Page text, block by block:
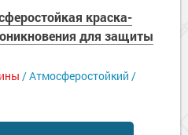
краска-
для защиты
/ Атмосферостойкий /